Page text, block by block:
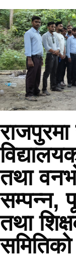
तथा
सम्पन्न,
तथा